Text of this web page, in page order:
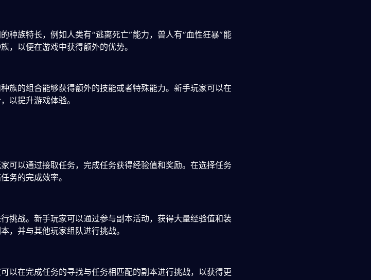
种族特长，例如人类有“逃离死亡”能力，兽人有“血性狂暴”能
，以便在游戏中获得额外的优势。
族的组合能够获得额外的技能或者特殊能力。新手玩家可以在
以提升游戏体验。
可以通过接取任务，完成任务获得经验值和奖励。在选择任务
务的完成效率。
挑战。新手玩家可以通过参与副本活动，获得大量经验值和装
，并与其他玩家组队进行挑战。
以在完成任务的寻找与任务相匹配的副本进行挑战，以获得更